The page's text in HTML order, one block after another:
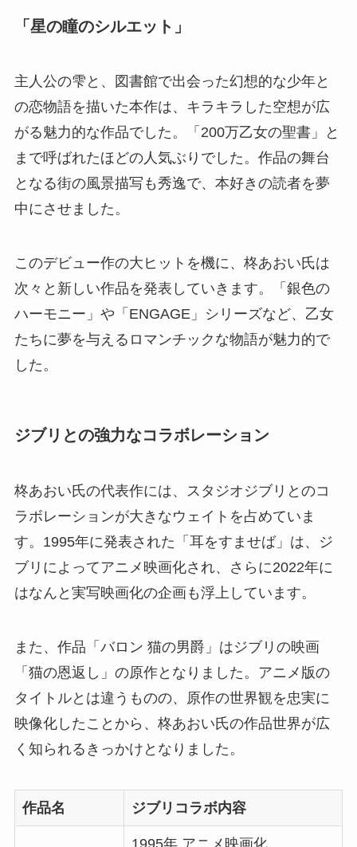
「星の瞳のシルエット」
主人公の雫と、図書館で出会った幻想的な少年と
の恋物語を描いた本作は、キラキラした空想が広
がる魅力的な作品でした。「200万乙女の聖書」と
まで呼ばれたほどの人気ぶりでした。作品の舞台
となる街の風景描写も秀逸で、本好きの読者を夢
中にさせました。
このデビュー作の大ヒットを機に、柊あおい氏は
次々と新しい作品を発表していきます。「銀色の
ハーモニー」や「ENGAGE」シリーズなど、乙女
たちに夢を与えるロマンチックな物語が魅力的で
した。
ジブリとの強力なコラボレーション
柊あおい氏の代表作には、スタジオジブリとのコ
ラボレーションが大きなウェイトを占めていま
す。1995年に発表された「耳をすませば」は、ジ
ブリによってアニメ映画化され、さらに2022年に
はなんと実写映画化の企画も浮上しています。
また、作品「バロン 猫の男爵」はジブリの映画
「猫の恩返し」の原作となりました。アニメ版の
タイトルとは違うものの、原作の世界観を忠実に
映像化したことから、柊あおい氏の作品世界が広
く知られるきっかけとなりました。
作品名 ジブリコラボ内容